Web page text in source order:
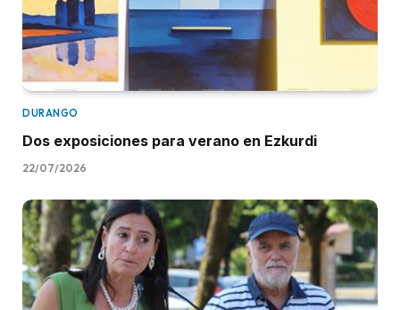
DURANGO
Dos exposiciones para verano en Ezkurdi
22/07/2026